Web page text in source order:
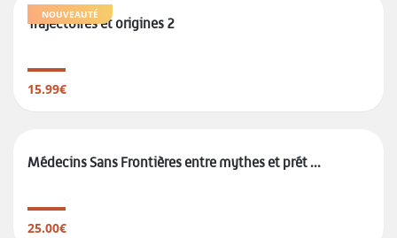
NOUVEAUTÉ
Trajectoires et origines 2
15.99€
Médecins Sans Frontières entre mythes et prét ...
25.00€